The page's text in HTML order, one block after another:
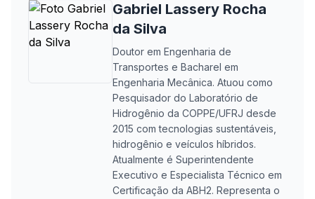
Gabriel Lassery Rocha
da Silva
Doutor em Engenharia de
Transportes e Bacharel em
Engenharia Mecânica. Atuou como
Pesquisador do Laboratório de
Hidrogênio da COPPE/UFRJ desde
2015 com tecnologias sustentáveis,
hidrogênio e veículos híbridos.
Atualmente é Superintendente
Executivo e Especialista Técnico em
Certificação da ABH2. Representa o